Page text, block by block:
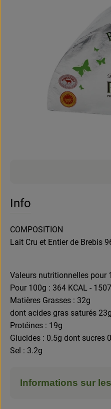
Info
COMPOSITION
Lait Cru et Entier de Brebis
Valeurs nutritionnelles pour
Pour 100g : 364 KCAL -
Matières Grasses : 32g
dont acides gras saturés 23g
Protéines : 19g
Glucides : 0.5g dont sucres
Sel : 3.2g
Informations sur